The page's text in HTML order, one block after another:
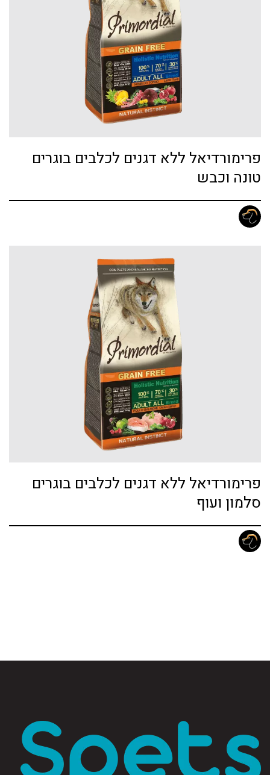
פרימורדיאל ללא דגנים לכלבים בוגרים
טונה וכבש
פרימורדיאל ללא דגנים לכלבים בוגרים
סלמון ועוף